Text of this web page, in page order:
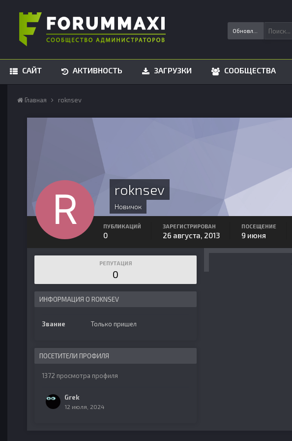
САЙТ АКТИВНОСТЬ ЗАГРУЗКИ СООБЩЕСТВА
Главная roknsev
roknsev
Новичок
ПУБЛИКАЦИЙ
0
ЗАРЕГИСТРИРОВАН
26 августа, 2013
ПОСЕЩЕНИЕ
9 июня
РЕПУТАЦИЯ
0
ИНФОРМАЦИЯ О ROKNSEV
Звание Только пришел
ПОСЕТИТЕЛИ ПРОФИЛЯ
1372 просмотра профиля
Grek
12 июля, 2024